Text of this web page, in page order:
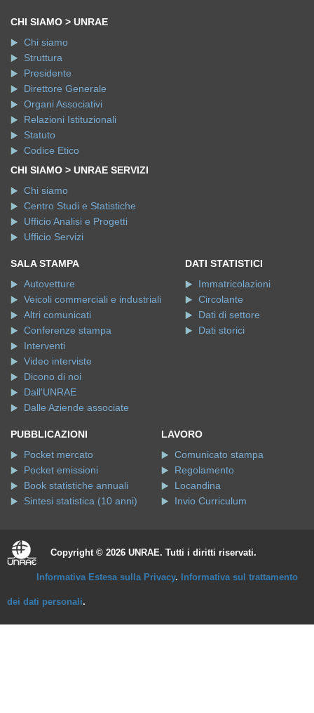
CHI SIAMO > UNRAE
Chi siamo
Struttura
Presidente
Direttore Generale
Organi Associativi
Relazioni Istituzionali
Statuto
Codice Etico
CHI SIAMO > UNRAE SERVIZI
Chi siamo
Centro Studi e Statistiche
Ufficio Analisi e Progetti
Ufficio Servizi
SALA STAMPA
Autovetture
Veicoli commerciali e industriali
Altri comunicati
Conferenze stampa
Interventi
Video interviste
Dicono di noi
Dall'UNRAE
Dalle Aziende associate
DATI STATISTICI
Immatricolazioni
Circolante
Dati di settore
Dati storici
PUBBLICAZIONI
Pocket mercato
Pocket emissioni
Book statistiche annuali
Sintesi statistica (10 anni)
LAVORO
Comunicato stampa
Regolamento
Locandina
Invio Curriculum
Copyright © 2026 UNRAE. Tutti i diritti riservati.
Informativa Estesa sulla Privacy. Informativa sul trattamento
dei dati personali.